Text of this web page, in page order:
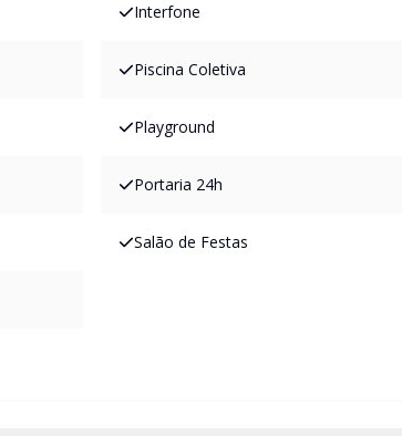
Interfone
Piscina Coletiva
Playground
Portaria 24h
Salão de Festas